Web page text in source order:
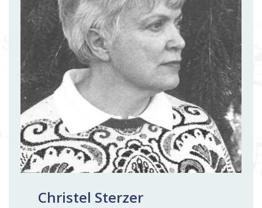
Christel Sterzer